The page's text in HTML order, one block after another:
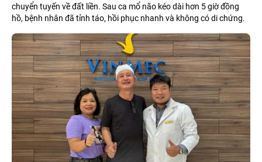
chuyển tuyến về đất liền. Sau ca mổ não kéo dài hơn 5 giờ đồng
hồ, bệnh nhân đã tỉnh táo, hồi phục nhanh và không có di chứng.